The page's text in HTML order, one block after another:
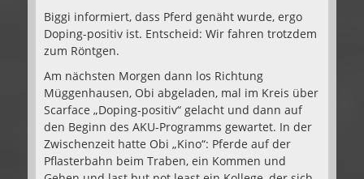
Biggi informiert, dass Pferd genäht wurde, ergo
Doping-positiv ist. Entscheid: Wir fahren trotzdem
zum Röntgen.
Am nächsten Morgen dann los Richtung
Müggenhausen, Obi abgeladen, mal im Kreis über
Scarface „Doping-positiv“ gelacht und dann auf
den Beginn des AKU-Programms gewartet. In der
Zwischenzeit hatte Obi „Kino“: Pferde auf der
Pflasterbahn beim Traben, ein Kommen und